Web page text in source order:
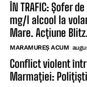
ÎN TRAFIC: Șofer
mg/l alcool la
Mare. Acțiune
MARAMUREȘ ACUM
Conflict violent
Marmației: